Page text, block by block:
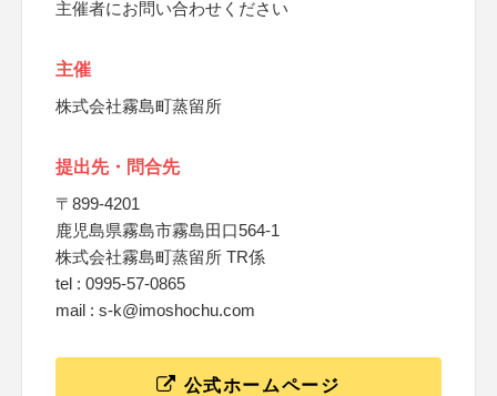
主催者にお問い合わせください
主催
株式会社霧島町蒸留所
提出先・問合先
〒899-4201
鹿児島県霧島市霧島田口564-1
株式会社霧島町蒸留所 TR係
tel : 0995-57-0865
mail : s-k@imoshochu.com
公式ホームページ